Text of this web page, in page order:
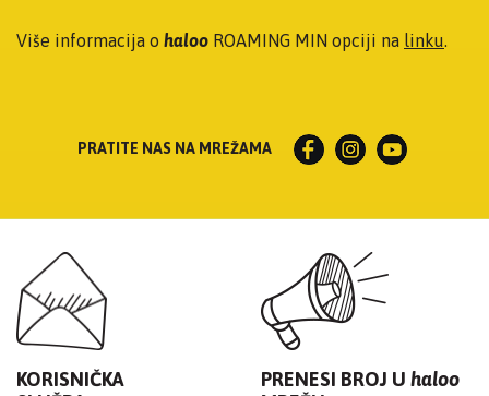
Više informacija o haloo ROAMING MIN opciji na linku.
PRATITE NAS NA MREŽAMA
KORISNIČKA
PRENESI BROJ U haloo